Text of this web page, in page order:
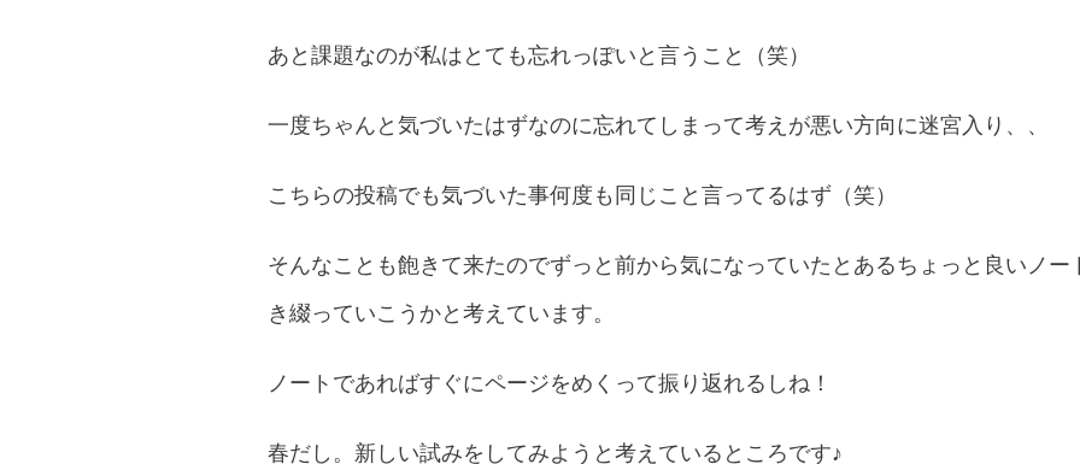
あと課題なのが私はとても忘れっぽいと言うこと（笑）
一度ちゃんと気づいたはずなのに忘れてしまって考えが悪い方向に迷宮入り、、
こちらの投稿でも気づいた事何度も同じこと言ってるはず（笑）
そんなことも飽きて来たのでずっと前から気になっていたとあるちょっと良いノ
き綴っていこうかと考えています。
ノートであればすぐにページをめくって振り返れるしね！
春だし。新しい試みをしてみようと考えているところです♪